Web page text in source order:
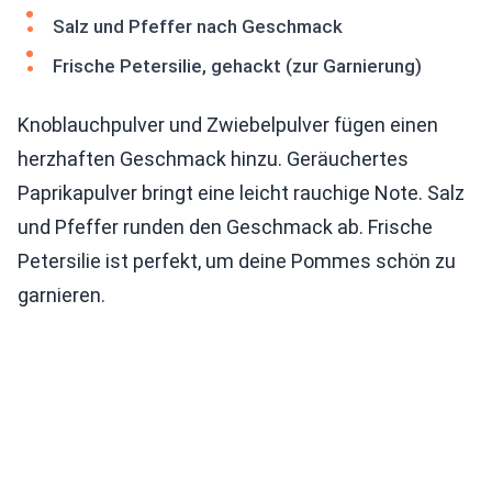
Salz und Pfeffer nach Geschmack
Frische Petersilie, gehackt (zur Garnierung)
Knoblauchpulver und Zwiebelpulver fügen einen
herzhaften Geschmack hinzu. Geräuchertes
Paprikapulver bringt eine leicht rauchige Note. Salz
und Pfeffer runden den Geschmack ab. Frische
Petersilie ist perfekt, um deine Pommes schön zu
garnieren.